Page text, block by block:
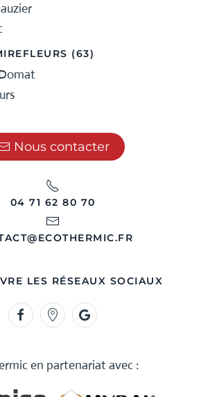
(63)
Nous contacter
04 71 62 80 70
LES RÉSEAUX SOCIAUX
en partenariat avec :